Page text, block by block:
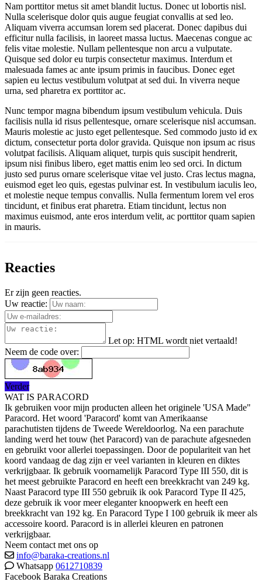
Nam porttitor metus sit amet blandit luctus. Donec ut lobortis nisl.
Nulla scelerisque dolor quis augue feugiat convallis at sed leo.
Aliquam viverra accumsan lorem sed placerat. Donec dapibus dui
efficitur nulla facilisis, in laoreet massa luctus. Maecenas congue ac
felis vitae molestie. Nullam pellentesque non arcu a vulputate.
Quisque sed dolor eu turpis consectetur maximus. Interdum et
malesuada fames ac ante ipsum primis in faucibus. Donec eget
sapien eu lectus vestibulum volutpat at sed dui. In viverra neque
urna, sed pharetra ex porttitor ac.
Nunc tempor magna bibendum ipsum vestibulum vehicula. Duis
facilisis nulla id risus pellentesque, ornare scelerisque nisl accumsan.
Mauris molestie ac justo eget pellentesque. Sed commodo justo id ex
dictum, consectetur porta dolor gravida. Quisque non ipsum ac risus
volutpat facilisis. Aliquam aliquet, turpis quis suscipit hendrerit,
ipsum nisi finibus libero, eget mattis enim leo sed orci. In dictum
justo sed purus ornare scelerisque vitae vel justo. Cras lectus magna,
euismod eget leo quis, egestas pulvinar est. In vestibulum iaculis leo,
et molestie neque tempus convallis. Nulla fermentum lorem vel eros
tincidunt, et finibus erat pharetra. Etiam tincidunt, lectus non
maximus euismod, ante eros interdum velit, ac porttitor quam sapien
in mauris.
Reacties
Er zijn geen reacties.
Uw reactie:
Let op: HTML wordt niet vertaald!
Neem de code over:
Verder
WAT IS PARACORD
Ik gebruiken voor mijn producten alleen het originele 'USA Made"
Paracord. Het woord 'Paracord' komt van Amerikaanse
parachutisten tijdens de Tweede Wereldoorlog. Na een parachute
landing werd het touw (het Paracord) van de parachute afgesneden
en gebruikt voor allerlei toepassingen. Door de populariteit van het
koord vandaag de dag zijn er veel varianten in kleuren en diktes
verkrijgbaar. Ik gebruik voornamelijk Paracord Type III 550, dit is
het meest gebruikte Paracord en heeft een breekkracht van 249 kg.
Naast Paracord type III 550 gebruik ik ook Paracord Type II 425,
deze gebruik ik voor meer eleganter knoopwerk en heeft een
breekkracht van 192 kg. En Paracord Type I 100 gebruik ik meer als
accessoire koord. Paracord is in allerlei kleuren en patronen
verkrijgbaar.
Neem contact met ons op
info@baraka-creations.nl
Whatsapp 0612710839
Facebook Baraka Creations